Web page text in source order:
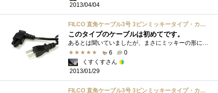
2013/04/04
FILCO 直角ケーブル3号 3ピンミッキータイプ・カマ型 60cm FCC60-03
このタイプのケーブルは初めてです。
あるとは聞いていましたが、まさにミッキーの形になっていて驚きました。
6
0
くすくすさん
2013/01/29
FILCO 直角ケーブル3号 3ピンミッキータイプ・カマ型 60cm FCC60-03